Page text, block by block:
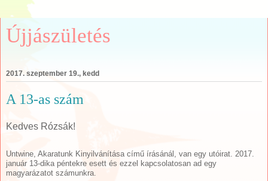
Újjászületés
2017. szeptember 19., kedd
A 13-as szám
Kedves Rózsák!
Untwine, Akaratunk Kinyilvánítása című írásánál, van egy utóirat. 2017.
január 13-dika péntekre esett és ezzel kapcsolatosan ad egy
magyarázatot számunkra.